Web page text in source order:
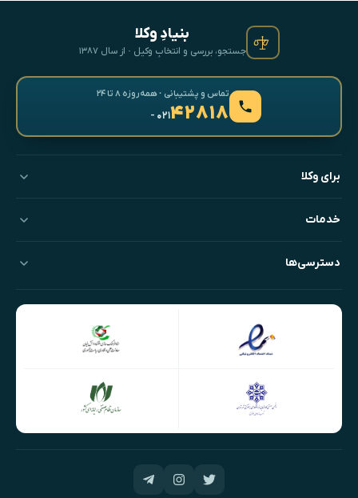
بنیادِ وکلا
جستجو، بررسی و انتخابِ وکیل · از سال ۱۳۸۷
تماس و پشتیبانی · همه‌روزه ۸ تا ۲۴
۴۲۸۱۸- ۰۲۱
برای وکلا
خدمات
دسترسی‌ها